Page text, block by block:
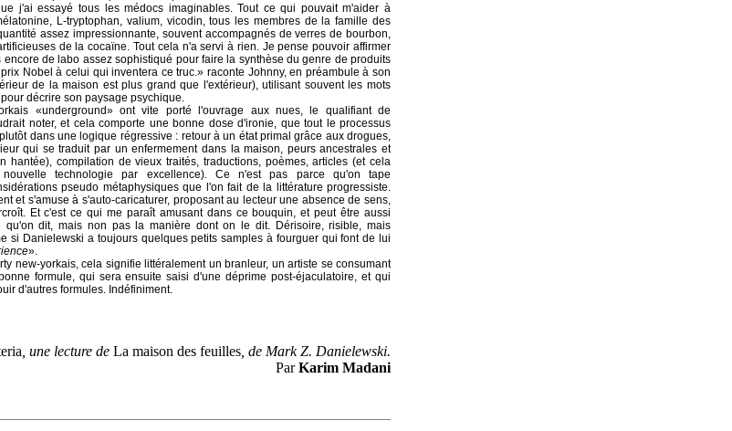
j'ai essayé tous les médocs imaginables. Tout ce qui pouvait m'aider à
L-tryptophan, valium, vicodin, tous les membres de la famille des
assez impressionnante, souvent accompagnés de verres de bourbon,
de la cocaïne. Tout cela n'a servi à rien. Je pense pouvoir affirmer
de labo assez sophistiqué pour faire la synthèse du genre de produits
Nobel à celui qui inventera ce truc.» raconte Johnny, en préambule à son
de la maison est plus grand que l'extérieur), utilisant souvent les mots
décrire son paysage psychique.
«underground» ont vite porté l'ouvrage aux nues, le qualifiant de
noter, et cela comporte une bonne dose d'ironie, que tout le processus
dans une logique régressive : retour à un état primal grâce aux drogues,
qui se traduit par un enfermement dans la maison, peurs ancestrales et
hantée), compilation de vieux traités, traductions, poèmes, articles (et cela
technologie par excellence). Ce n'est pas parce qu'on tape
pseudo métaphysiques que l'on fait de la littérature progressiste.
et s'amuse à s'auto-caricaturer, proposant au lecteur une absence de sens,
Et c'est ce qui me paraît amusant dans ce bouquin, et peut être aussi
qu'on dit, mais non pas la manière dont on le dit. Dérisoire, risible, mais
si Danielewski a toujours quelques petits samples à fourguer qui font de lui
».
new-yorkais, cela signifie littéralement un branleur, un artiste se consumant
formule, qui sera ensuite saisi d'une déprime post-éjaculatoire, et qui
d'autres formules. Indéfiniment.
, une lecture de La maison des feuilles , de Mark Z. Danielewski.
Par Karim Madani